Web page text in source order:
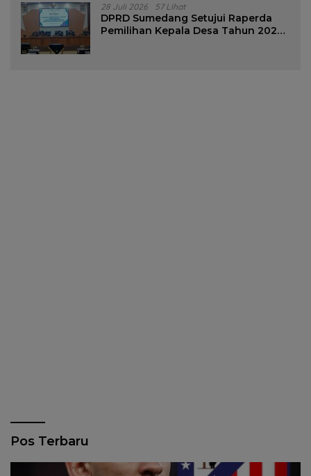
28 Juli 2026 57 Lihat
DPRD Sumedang Setujui Raperda
Pemilihan Kepala Desa Tahun 2026
Pos Terbaru